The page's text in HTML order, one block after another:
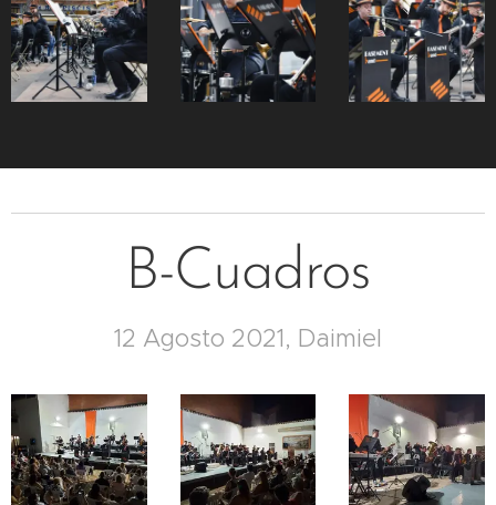
B-Cuadros
12 Agosto 2021, Daimiel